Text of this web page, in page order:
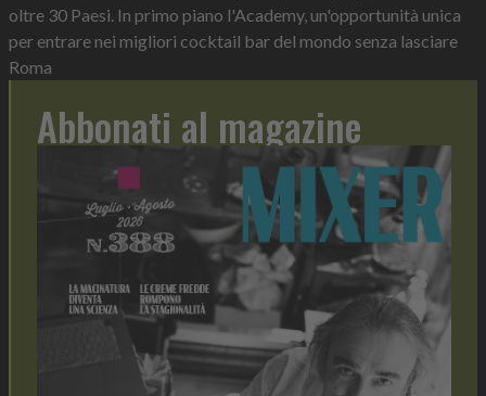
oltre 30 Paesi. In primo piano l'Academy, un'opportunità unica
per entrare nei migliori cocktail bar del mondo senza lasciare
Roma
Abbonati al magazine